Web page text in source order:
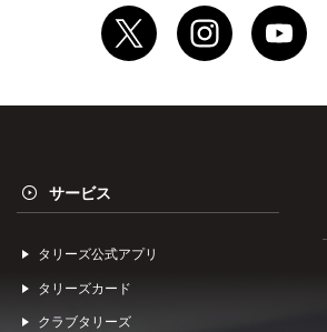
サービス
タリーズ公式アプリ
タリーズカード
クラブタリーズ